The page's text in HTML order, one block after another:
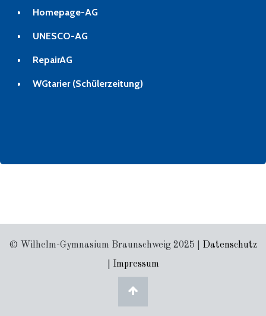
Homepage-AG
UNESCO-AG
RepairAG
WGtarier (Schülerzeitung)
© Wilhelm-Gymnasium Braunschweig 2025 | Datenschutz
Impressum